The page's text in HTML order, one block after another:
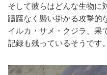
そして彼らはどんな生物に
躊躇なく襲い掛かる攻撃的
イルカ・サメ・クジラ、果
記録も残っているそうです。